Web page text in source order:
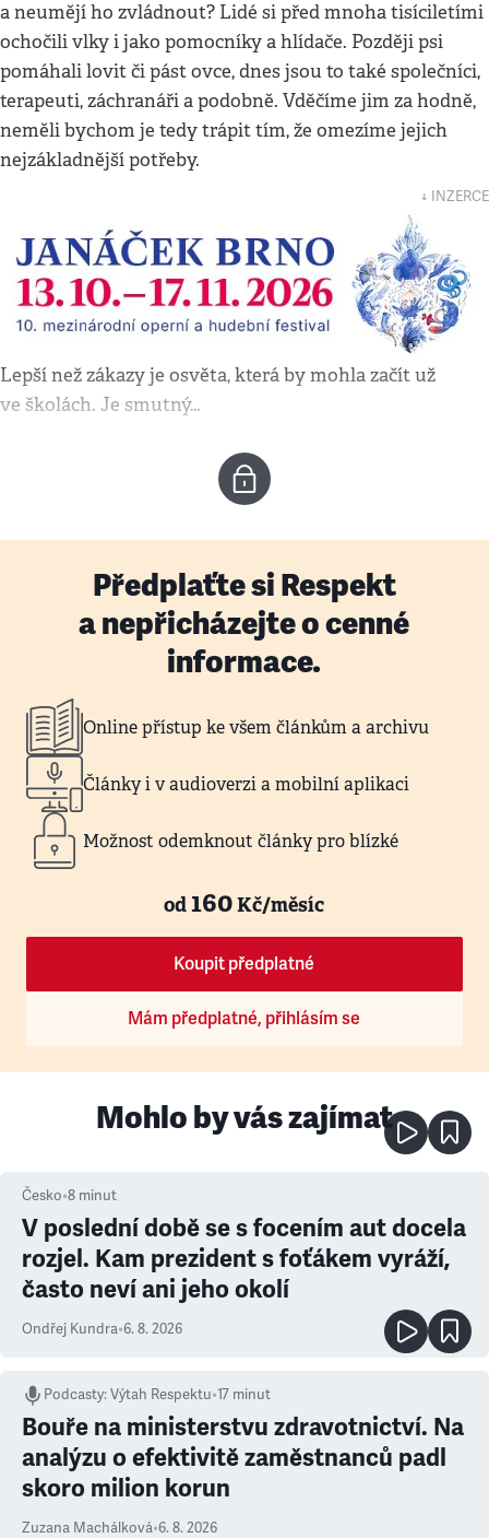
a neumějí ho zvládnout? Lidé si před mnoha tisíciletími
ochočili vlky i jako pomocníky a hlídače. Později psi
pomáhali lovit či pást ovce, dnes jsou to také společníci,
terapeuti, záchranáři a podobně. Vděčíme jim za hodně,
neměli bychom je tedy trápit tím, že omezíme jejich
nejzákladnější potřeby.
↓ INZERCE
Lepší než zákazy je osvěta, která by mohla začít už
ve školách. Je smutný…
Předplaťte si Respekt
a nepřicházejte o cenné
informace.
Online přístup ke všem článkům a archivu
Články i v audioverzi a mobilní aplikaci
Možnost odemknout články pro blízké
od160Kč/měsíc
Koupit předplatné
Mám předplatné, přihlásím se
Mohlo by vás zajímat
Česko•8 minut
V poslední době se s focením aut docela
rozjel. Kam prezident s foťákem vyráží,
často neví ani jeho okolí
Ondřej Kundra•6. 8. 2026
Podcasty:Výtah Respektu•17 minut
Bouře na ministerstvu zdravotnictví. Na
analýzu o efektivitě zaměstnanců padl
skoro milion korun
Zuzana Machálková•6. 8. 2026